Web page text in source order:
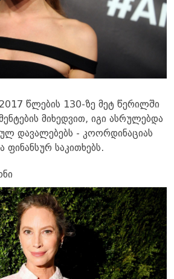
წლების 130-ზე მეტ წერილში
მიხედვით, იგი ასრულებდა
დავალებებს - კოორდინაციას
ფინანსურ საკითხებს.